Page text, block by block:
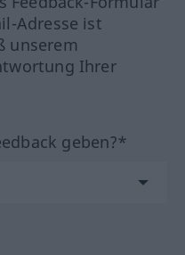
Adresse ist
unserem
Ihrer
geben?*